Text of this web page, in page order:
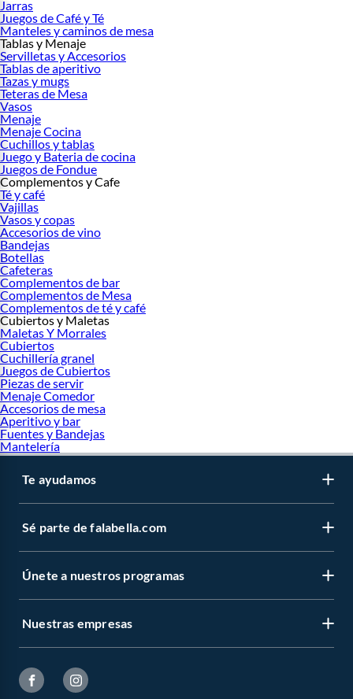
Jarras
Juegos de Café y Té
Manteles y caminos de mesa
Tablas y Menaje
Servilletas y Accesorios
Tablas de aperitivo
Tazas y mugs
Teteras de Mesa
Vasos
Menaje
Menaje Cocina
Cuchillos y tablas
Juego y Bateria de cocina
Juegos de Fondue
Complementos y Cafe
Té y café
Vajillas
Vasos y copas
Accesorios de vino
Bandejas
Botellas
Cafeteras
Complementos de bar
Complementos de Mesa
Complementos de té y café
Cubiertos y Maletas
Maletas Y Morrales
Cubiertos
Cuchillería granel
Juegos de Cubiertos
Piezas de servir
Menaje Comedor
Accesorios de mesa
Aperitivo y bar
Fuentes y Bandejas
Mantelería
Te ayudamos
Sé parte de falabella.com
Únete a nuestros programas
Nuestras empresas